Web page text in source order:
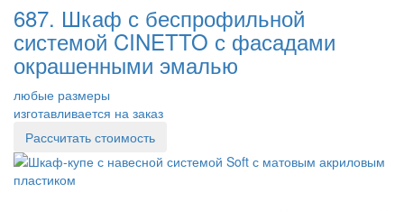
687. Шкаф с беспрофильной
системой CINETTO с фасадами
окрашенными эмалью
любые размеры
изготавливается на заказ
Рассчитать стоимость